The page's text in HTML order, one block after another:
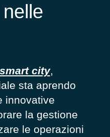
smart city,
sta aprendo
innovative
la gestione
le operazioni